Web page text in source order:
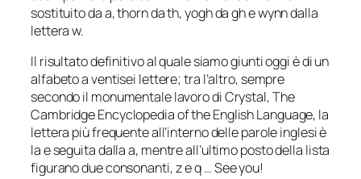
sostituito daa,thorndath,yoghdaghewynndalla
letteraw.
Il risultato definitivo al quale siamo giunti oggi è di un
alfabeto a ventisei lettere; tra l’altro, sempre
secondo il monumentale lavoro di Crystal,The
Cambridge Encyclopedia of the English Language, la
lettera più frequente all’interno delle parole inglesi è
laeseguita dallaa, mentre all’ultimo posto della lista
figurano due consonanti,zeq…See you!